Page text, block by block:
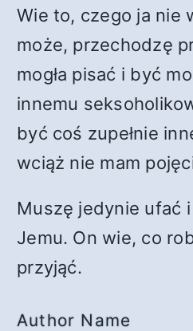
Wie to, czego ja nie
może, przechodzę
mogła pisać i być
innemu
być coś zupełnie
wciąż nie mam
Muszę jedynie ufać
Jemu. On wie, co
przyjąć.
Author Name